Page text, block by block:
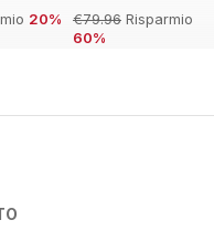
20%
€79.96 Risparmio
60%